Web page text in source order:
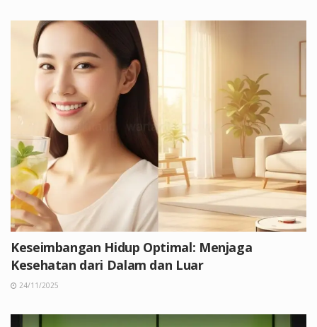
Keseimbangan Hidup Optimal: Menjaga
Kesehatan dari Dalam dan Luar
24/11/2025